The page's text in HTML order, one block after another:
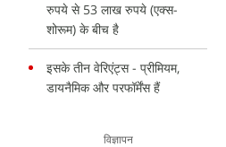
रुपये से 53 लाख रुपये (एक्स-
शोरूम) के बीच है
इसके तीन वेरिएंट्स - प्रीमियम,
डायनैमिक और परफॉर्मेंस हैं
विज्ञापन